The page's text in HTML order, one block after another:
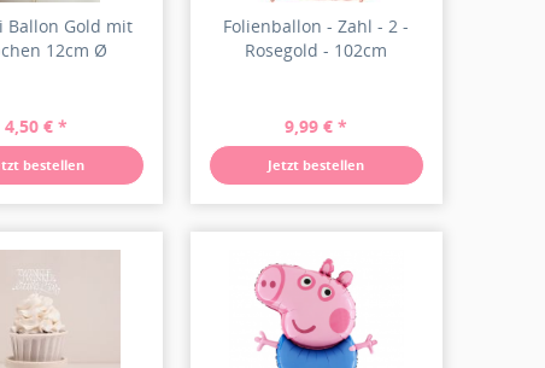
Ballon Gold mit
12cm Ø
4,50 € *
bestellen
Folienballon - Zahl - 2 -
Rosegold - 102cm
9,99 € *
Jetzt bestellen